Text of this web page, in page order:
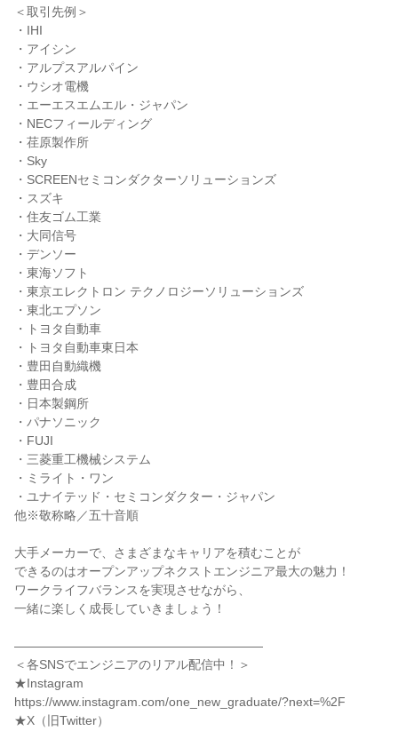
＜取引先例＞
・IHI
・アイシン
・アルプスアルパイン
・ウシオ電機
・エーエスエムエル・ジャパン
・NECフィールディング
・荏原製作所
・Sky
・SCREENセミコンダクターソリューションズ
・スズキ
・住友ゴム工業
・大同信号
・デンソー
・東海ソフト
・東京エレクトロン テクノロジーソリューションズ
・東北エプソン
・トヨタ自動車
・トヨタ自動車東日本
・豊田自動織機
・豊田合成
・日本製鋼所
・パナソニック
・FUJI
・三菱重工機械システム
・ミライト・ワン
・ユナイテッド・セミコンダクター・ジャパン
他※敬称略／五十音順
大手メーカーで、さまざまなキャリアを積むことが
できるのはオープンアップネクストエンジニア最大の魅力！
ワークライフバランスを実現させながら、
一緒に楽しく成長していきましょう！
――――――――――――――――――――
＜各SNSでエンジニアのリアル配信中！＞
★Instagram
https://www.instagram.com/one_new_graduate/?next=%2F
★X（旧Twitter）